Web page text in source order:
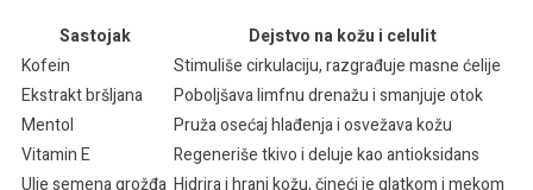
Sastojak
Dejstvo na kožu i celulit
Kofein
Stimuliše cirkulaciju, razgrađuje masne ćelije
Ekstrakt bršljana
Poboljšava limfnu drenažu i smanjuje otok
Mentol
Pruža osećaj hlađenja i osvežava kožu
Vitamin E
Regeneriše tkivo i deluje kao antioksidans
Ulje semena grožđa Hidrira i hrani kožu, čineći je glatkom i mekom